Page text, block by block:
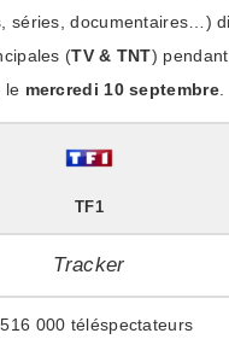
séries, documentaires…)
(TV & TNT)
, le mercredi 10 septembre.
TF1
Tracker
000